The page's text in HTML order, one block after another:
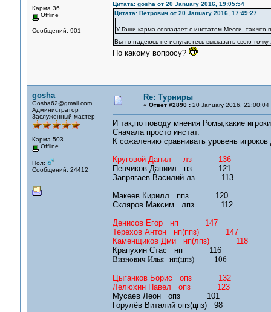
Карма 36
Offline
Сообщений: 901
Цитата: gosha от 20 January 2016, 19:05:54
Цитата: Петрович от 20 January 2016, 17:49:27
У Гоши карма совпадает с инстатом Месси, так что
Вы то надеюсь не испугаетесь высказать свою
По какому вопросу?
gosha
Gosha62@gmail.com
Администратор
Заслуженный мастер
Карма 503
Offline
Пол:
Сообщений: 24412
Re: Турниры
« Ответ #2890 :20 January 2016, 22:00:04
И так,по поводу мнения Ромы,какие
Сначала просто инстат.
К сожалению сравнивать уровень
Круговой Данил лз 136
Пенчиков Даниил пз 121
Запрягаев Василий лз 113
Макеев Кирилл ппз 120
Скляров Максим лпз 112
Денисов Егор нп 147
Терехов Антон нп(ппз) 147
Каменщиков Дми нп(лпз) 118
Крапухин Стас нп 116
Визнович Илья нп(цпз) 106
Цыганков Борис опз 132
Лелюхин Павел опз 123
Мусаев Леон опз 101
Горулёв Виталий опз(цпз) 98